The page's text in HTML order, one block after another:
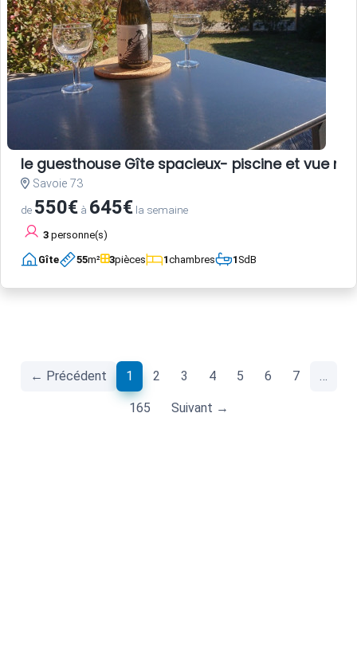
le guesthouse Gîte spacieux- piscine et vue
Savoie 73
de 550€ à 645€ la semaine
3 personne(s)
Gîte 55m² 3pièces 1chambres 1SdB
← Précédent 1 (current)
2 3 4 5 6 7 …
165 Suivant →